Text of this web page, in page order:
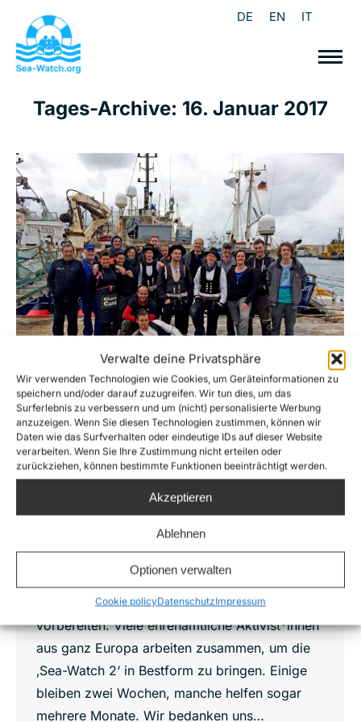
Verwalte deine Privatsphäre
Wir verwenden Technologien wie Cookies, um Geräteinformationen zu
speichern und/oder darauf zuzugreifen. Wir tun dies, um das
Surferlebnis zu verbessern und um (nicht) personalisierte Werbung
anzuzeigen. Wenn Sie diesen Technologien zustimmen, können wir
Daten wie das Surfverhalten oder eindeutige IDs auf dieser Website
verarbeiten. Wenn Sie Ihre Zustimmung nicht erteilen oder
zurückziehen, können bestimmte Funktionen beeinträchtigt werden.
Akzeptieren
Ablehnen
Optionen verwalten
Cookie policyDatenschutzImpressum
DE EN IT
Tages-Archive: 16. Januar 2017
Auf Malta wird gehämmert, lackiert und
geschweißt
News,Sea-Watch 2 Von Joshua Krüger
16. Januar 2017
Die Winterbauarbeiten an der ‚Sea-Watch 2‘
nehmen Form an. Einige bauliche
Verbesserungen und Wartungsarbeiten werden
das Schiff dieses Jahr noch effektiver auf
unsere Rettungsmission im Mittelmeer
vorbereiten. Viele ehrenamtliche Aktivist*innen
aus ganz Europa arbeiten zusammen, um die
‚Sea-Watch 2‘ in Bestform zu bringen. Einige
bleiben zwei Wochen, manche helfen sogar
mehrere Monate. Wir bedanken uns…